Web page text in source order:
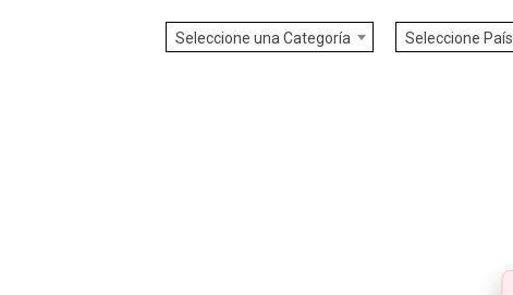
Seleccione una Categoría Seleccione País